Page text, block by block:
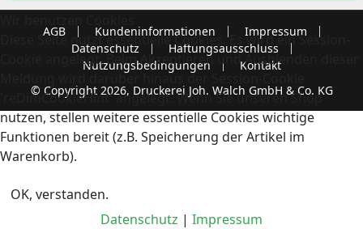
AGB Kundeninformationen
Impressum
Datenschutz
Haftungsausschluss
Nutzungsbedingungen
Kontakt
© Copyright 2026, Druckerei Joh. Walch GmbH & Co. KG
Diese Seite nutzt essentielle Cookies. Es wird ein Session-
Cookie angelegt. Beim Akzeptieren und Ausblenden dieser
Meldung wird darüber hinaus der Session-Cookie
'reDimCookieHint' angelegt. Wenn Sie unseren Shop
nutzen, stellen weitere essentielle Cookies wichtige
Funktionen bereit (z.B. Speicherung der Artikel im
Warenkorb).
OK, verstanden.
Datenschutz | Impressum